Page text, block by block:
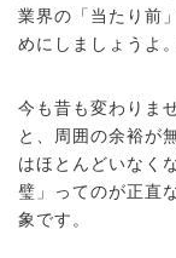
業界の「当たり前
めにしましょうよ
今も昔も変わりま
と、周囲の余裕が
はほとんどいなく
璧」ってのが正直
象です。